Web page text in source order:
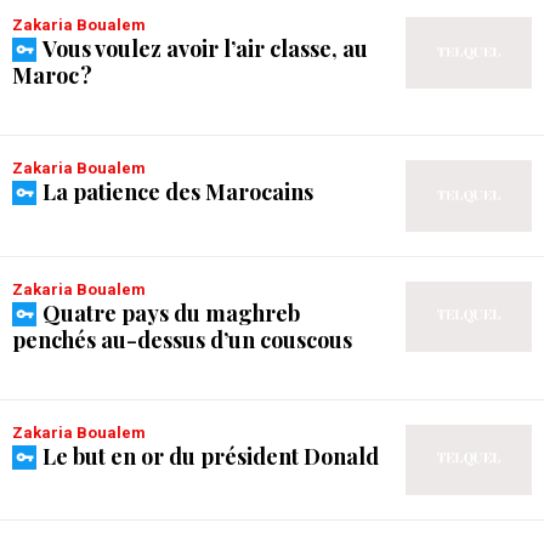
Zakaria Boualem
Vous voulez avoir l’air classe, au
Maroc ?
Zakaria Boualem
La patience des Marocains
Zakaria Boualem
Quatre pays du maghreb
penchés au-dessus d’un couscous
Zakaria Boualem
Le but en or du président Donald